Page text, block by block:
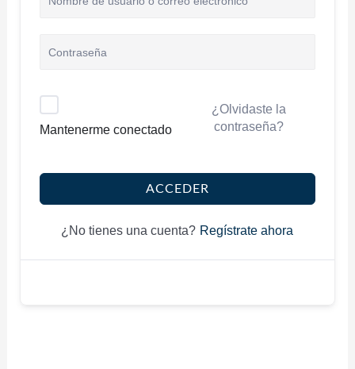
Mantenerme conectado
¿Olvidaste la
contraseña?
ACCEDER
¿No tienes una cuenta? Regístrate ahora